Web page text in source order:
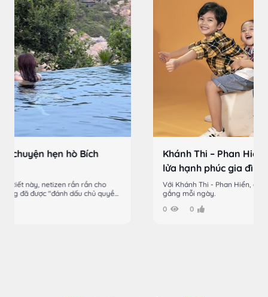
Khánh Thi – Phan Hiển: “Làm điều tích cực để giữ
Với Khánh Thi - Phan Hiển, gia đình là nguồn động lực lớn để cố
gắng mỗi ngày.